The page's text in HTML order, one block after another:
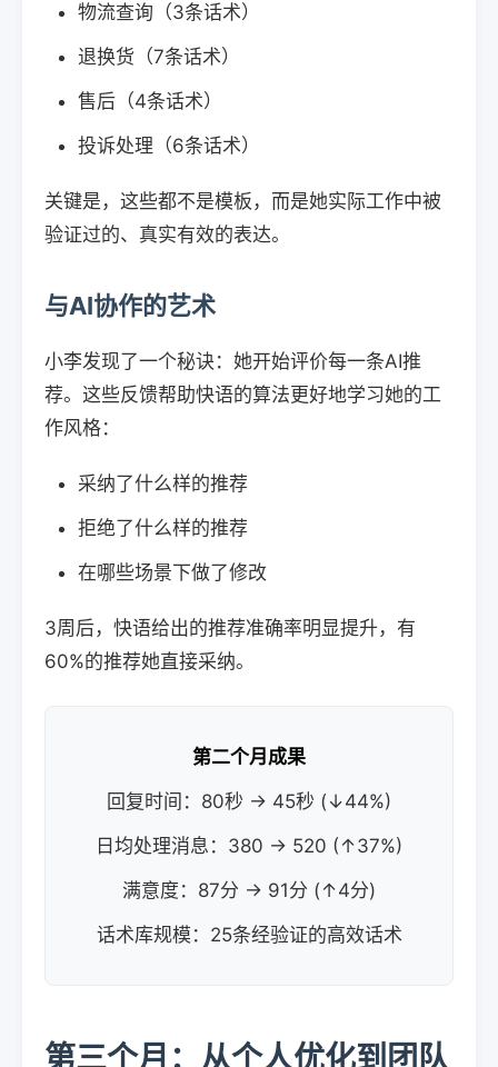
物流查询（3条话术）
退换货（7条话术）
售后（4条话术）
投诉处理（6条话术）
关键是，这些都不是模板，而是她实际工作中被
验证过的、真实有效的表达。
与AI协作的艺术
小李发现了一个秘诀：她开始评价每一条AI推
荐。这些反馈帮助快语的算法更好地学习她的工
作风格：
采纳了什么样的推荐
拒绝了什么样的推荐
在哪些场景下做了修改
3周后，快语给出的推荐准确率明显提升，有
60%的推荐她直接采纳。
第二个月成果
回复时间：80秒 → 45秒 (↓44%)
日均处理消息：380 → 520 (↑37%)
满意度：87分 → 91分 (↑4分)
话术库规模：25条经验证的高效话术
第三个月：从个人优化到团队